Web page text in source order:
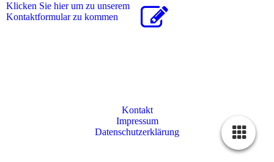
Klicken Sie hier um zu unserem
Kon­takt­for­mu­lar zu kommen
Kontakt
Impressum
Datenschutzerklärung